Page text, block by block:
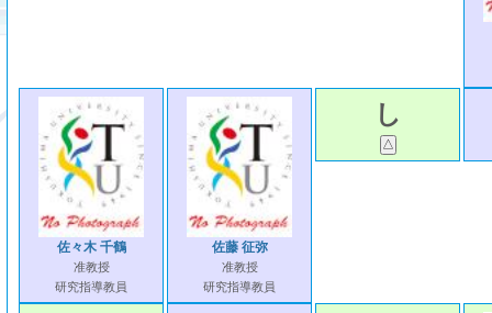
佐々木 千鶴
准教授
研究指導教員
佐藤 征弥
准教授
研究指導教員
し